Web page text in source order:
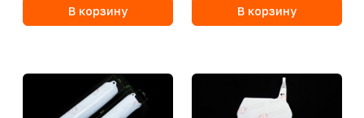
В корзину В корзину